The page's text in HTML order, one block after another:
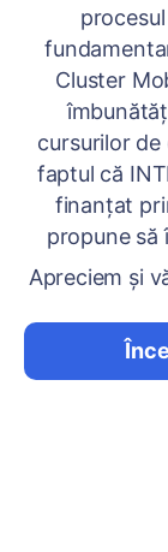
Cluster
cursurilor de
faptul că
finanțat
propune să
Apreciem și